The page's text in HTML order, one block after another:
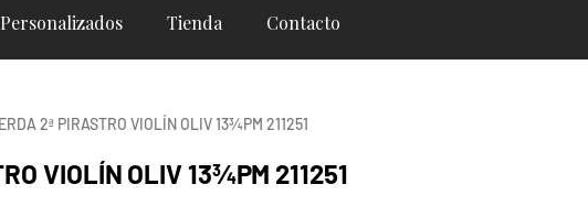
Tienda Contacto
2ª PIRASTRO VIOLÍN OLIV 13¾PM 211251
VIOLÍN OLIV 13¾PM 211251